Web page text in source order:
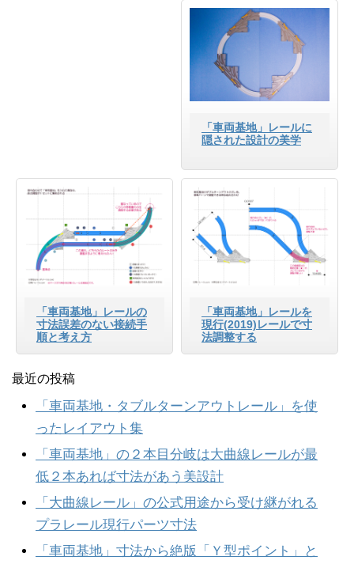
「車両基地」レールに
隠された設計の美学
「車両基地」レールの
寸法誤差のない接続手
順と考え方
「車両基地」レールを
現行(2019)レールで寸
法調整する
最近の投稿
「車両基地・タブルターンアウトレール」を使
ったレイアウト集
「車両基地」の２本目分岐は大曲線レールが最
低２本あれば寸法があう美設計
「大曲線レール」の公式用途から受け継がれる
プラレール現行パーツ寸法
「車両基地」寸法から絶版「Ｙ型ポイント」と